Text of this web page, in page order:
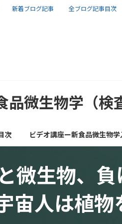
新着ブログ記事 全ブログ記事目次
品微生物学（
次 ビデオ講座ー新食品微生物学
微生物、
宙人は植